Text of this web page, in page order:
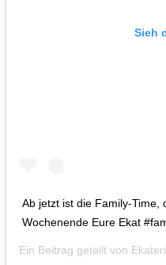
Sieh
Ab jetzt ist die Family-Time,
Wochenende Eure Ekat
Ein Beitrag geteilt von